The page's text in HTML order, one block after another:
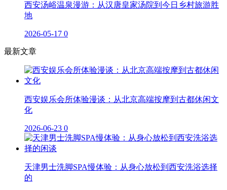
西安汤峪温泉漫游：从汉唐皇家汤院到今日乡村旅游胜
地
2026-05-17 0
最新文章
西安娱乐会所体验漫谈：从北京高端按摩到古都休闲文
化
2026-06-23 0
天津男士洗脚SPA慢体验：从身心放松到西安洗浴选择
的